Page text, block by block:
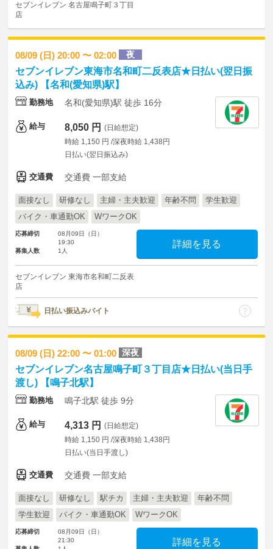
セブンイレブン 名古屋鳴子町３丁目
店
08/09 (日) 20:00 〜 02:00 夜
セブンイレブン東海市名和町二反表店★日払い(翌日振
込み) 【名和(愛知県)駅】
勤務地 名和(愛知県)駅 徒歩 16分
給与 8,050 円 (日給想定)
時給 1,150 円 /深夜時給 1,438円
日払い(翌日振込み)
交通費 交通費 一部支給
面接なし 研修なし 主婦・主夫歓迎 年齢不問
学生歓迎
バイク・車通勤OK
WワークOK
応募締切
08月09日（日）
19:30
募集人数
1人
詳細を見る
セブンイレブン 東海市名和町二反表
店
日払い振込みバイト
08/09 (日) 22:00 〜 01:00 深夜
セブンイレブン名古屋鳴子町３丁目店★日払い(当日手
渡し) 【鳴子北駅】
勤務地 鳴子北駅 徒歩 9分
給与 4,313 円 (日給想定)
時給 1,150 円 /深夜時給 1,438円
日払い(当日手渡し)
交通費 交通費 一部支給
面接なし 研修なし 駅チカ 主婦・主夫歓迎
年齢不問
学生歓迎
バイク・車通勤OK WワークOK
応募締切
08月09日（日）
21:30
詳細を見る